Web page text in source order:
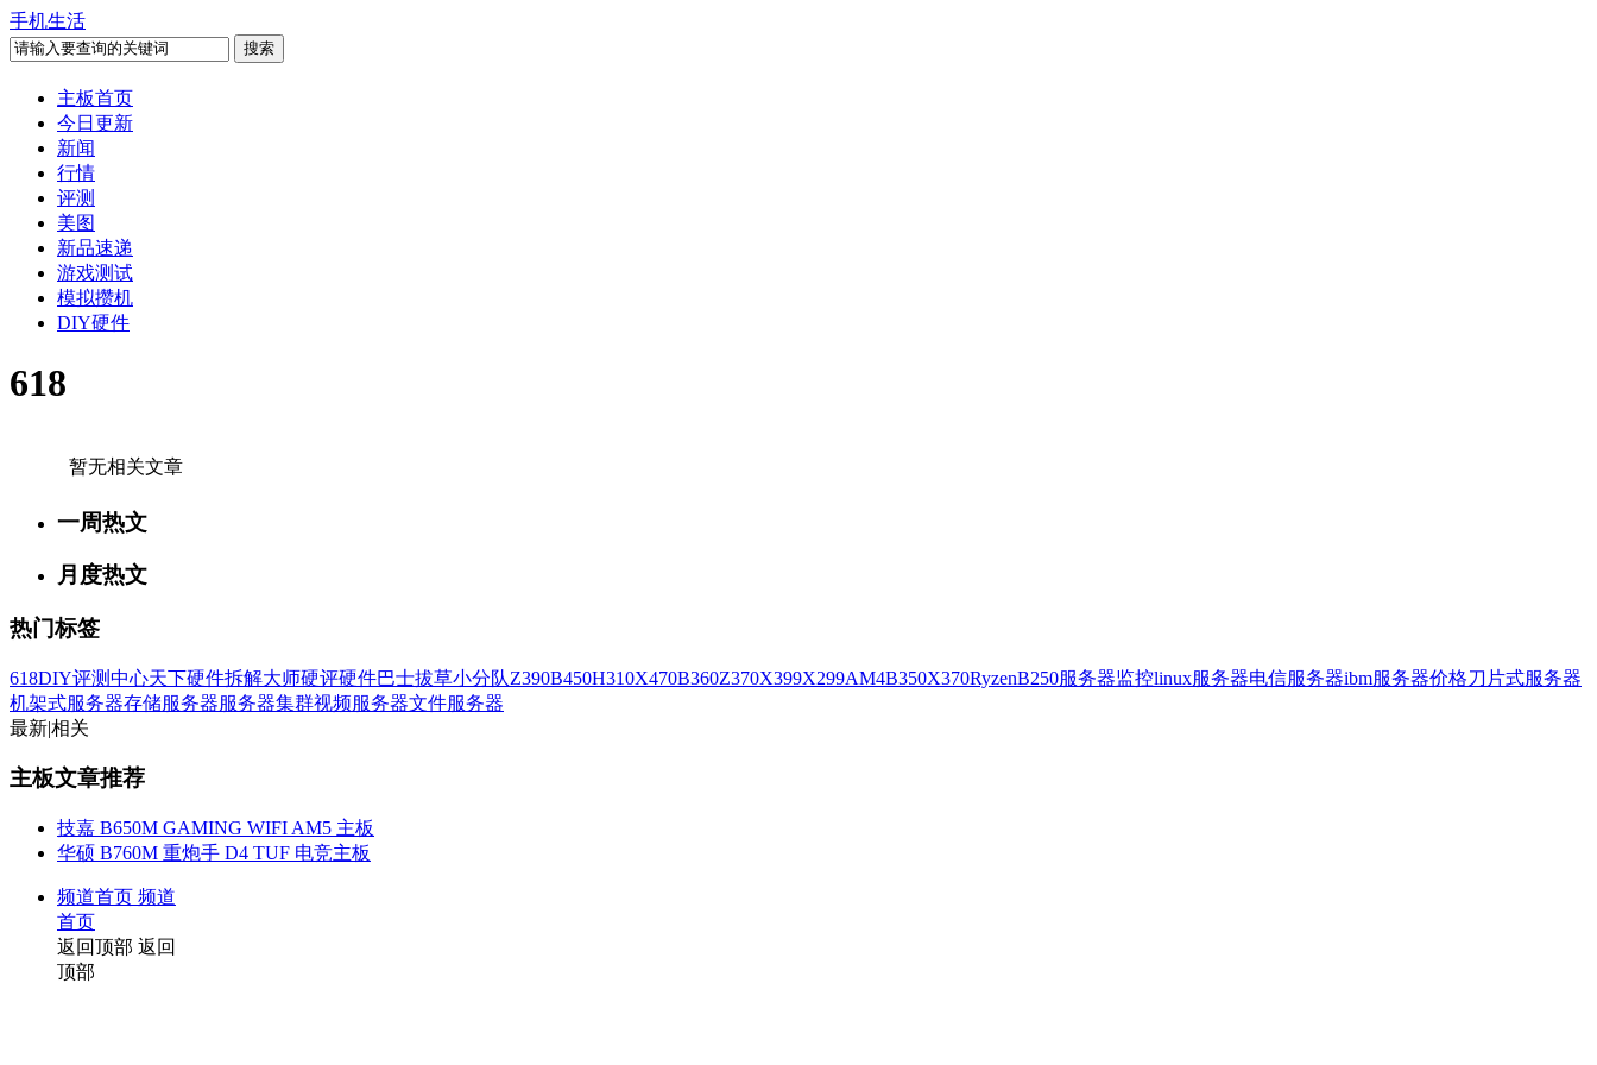
手机生活
主板首页
今日更新
新闻
行情
评测
美图
新品速递
游戏测试
模拟攒机
DIY硬件
618
暂无相关文章
一周热文
月度热文
热门标签
618DIY评测中心天下硬件拆解大师硬评硬件巴士拔草小分队Z390B450H310X470B360Z370X399X299AM4B350X370RyzenB250服务器监控linux服务器电信服务器ibm服务器价格刀片式服务器
机架式服务器存储服务器服务器集群视频服务器文件服务器
最新|相关
主板文章推荐
技嘉 B650M GAMING WIFI AM5 主板
华硕 B760M 重炮手 D4 TUF 电竞主板
频道首页 频道
首页
返回顶部 返回
顶部